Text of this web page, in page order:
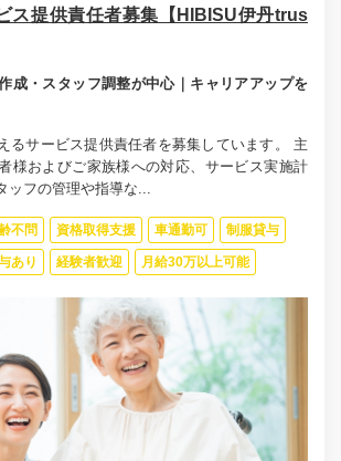
ス提供責任者募集【HIBISU伊丹trus
成・スタッフ調整が中心｜キャリアアップを
るサービス提供責任者を募集しています。 主
様およびご家族様への対応、サービス実施計
ッフの管理や指導な...
不問 資格取得支援 車通勤可 制服貸与
あり 経験者歓迎 月給30万以上可能